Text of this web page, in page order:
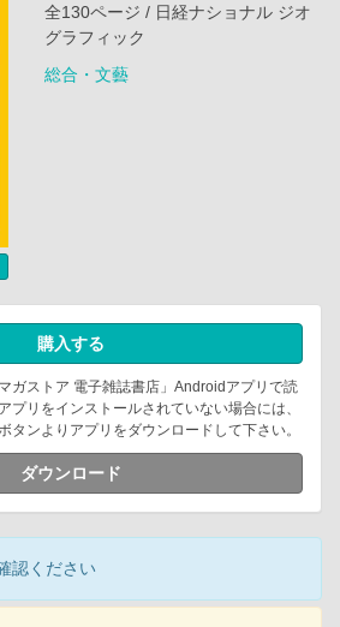
全130ページ / 日経ナショナル ジオ
グラフィック
総合・文藝
購入する
ガストア 電子雑誌書店」Androidアプリで読
プリをインストールされていない場合には、
タンよりアプリをダウンロードして下さい。
ダウンロード
認ください